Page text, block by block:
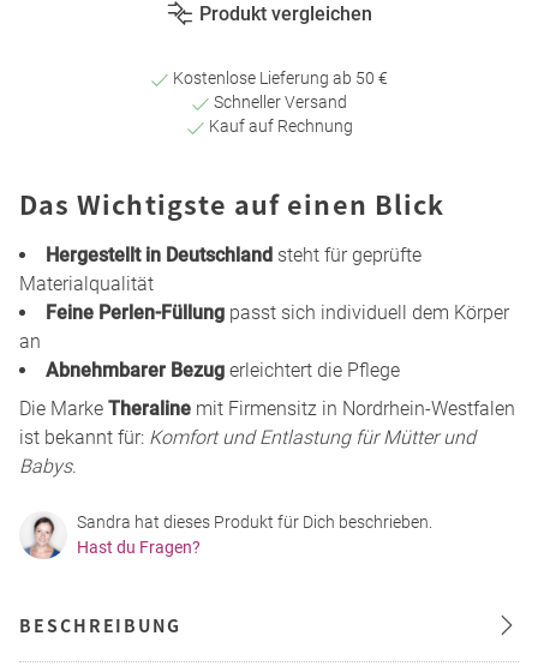
Produkt vergleichen
Kostenlose Lieferung ab 50 €
Schneller Versand
Kauf auf Rechnung
Das Wichtigste auf einen Blick
Hergestellt in Deutschland steht für geprüfte
Materialqualität
Feine Perlen-Füllung passt sich individuell dem Körper
an
Abnehmbarer Bezug erleichtert die Pflege
Die Marke Theraline mit Firmensitz in Nordrhein-Westfalen
ist bekannt für: Komfort und Entlastung für Mütter und
Babys.
Sandra hat dieses Produkt für Dich beschrieben.
Hast du Fragen?
BESCHREIBUNG